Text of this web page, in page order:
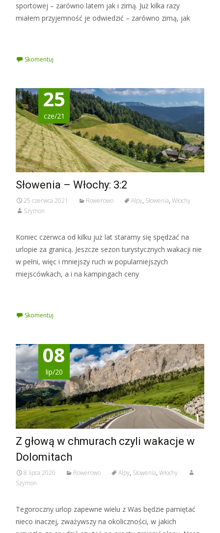
sportowej – zarówno latem jak i zimą. Już kilka razy
miałem przyjemność je odwiedzić – zarówno zimą, jak
Skomentuj
25
cze/21
Słowenia – Włochy: 3:2
25 czerwca 2021 Rowerowo Alpy, Słowenia, Włochy
Szymon
Koniec czerwca od kilku już lat staramy się spędzać na
urlopie za granicą. Jeszcze sezon turystycznych wakacji nie
w pełni, więc i mniejszy ruch w popularniejszych
miejscówkach, a i na kampingach ceny
Skomentuj
08
lip/20
Z głową w chmurach czyli wakacje w
Dolomitach
8 lipca 2020 Rowerowo Alpy, Słowenia, Włochy
Szymon
Tegoroczny urlop zapewne wielu z Was będzie pamiętać
nieco inaczej, zważywszy na okoliczności, w jakich